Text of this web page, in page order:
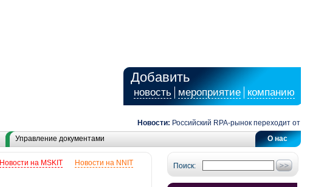
Добавить
новость мероприятие компанию
Новости: Российский RPA-рынок переходит от
О нас
Управление документами
Поиск:
Новости на NNIT
Новости на MSKIT